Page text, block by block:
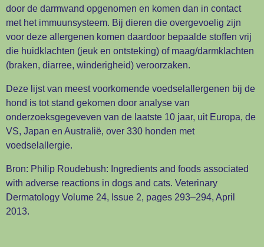
door de darmwand opgenomen en komen dan in contact
met het immuunsysteem. Bij dieren die overgevoelig zijn
voor deze allergenen komen daardoor bepaalde stoffen vrij
die huidklachten (jeuk en ontsteking) of maag/darmklachten
(braken, diarree, winderigheid) veroorzaken.
Deze lijst van meest voorkomende voedselallergenen bij de
hond is tot stand gekomen door analyse van
onderzoeksgegeveven van de laatste 10 jaar, uit Europa, de
VS, Japan en Australië, over 330 honden met
voedselallergie.
Bron: Philip Roudebush: Ingredients and foods associated
with adverse reactions in dogs and cats. Veterinary
Dermatology Volume 24, Issue 2, pages 293–294, April
2013.